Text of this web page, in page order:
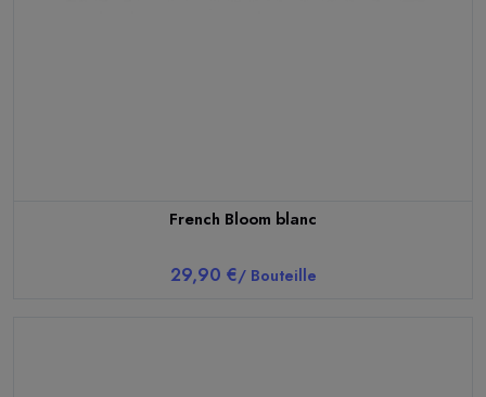
French Bloom blanc
29,90 €/ Bouteille